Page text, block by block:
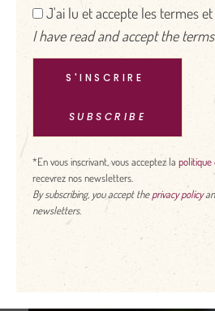
J'ai lu et accepte les termes
I have read and accept the
S'INSCRIRE
SUBSCRIBE
*En vous inscrivant, vous acceptez la politique
recevrez nos newsletters.
By subscribing, you accept theprivacy policy
newsletters.